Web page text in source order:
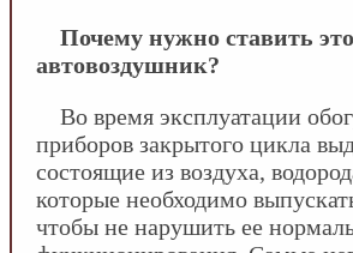
Почему нужно ставить
автовоздушник?
Во время эксплуатации
приборов закрытого цикла
состоящие из воздуха,
которые необходимо
чтобы не нарушить ее